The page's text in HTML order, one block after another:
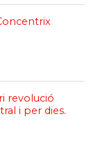
revolució
i per dies.